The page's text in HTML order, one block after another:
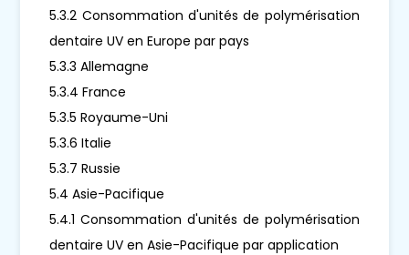
5.3.2 Consommation d'unités de polymérisation
dentaire UV en Europe par pays
5.3.3 Allemagne
5.3.4 France
5.3.5 Royaume-Uni
5.3.6 Italie
5.3.7 Russie
5.4 Asie-Pacifique
5.4.1 Consommation d'unités de polymérisation
dentaire UV en Asie-Pacifique par application